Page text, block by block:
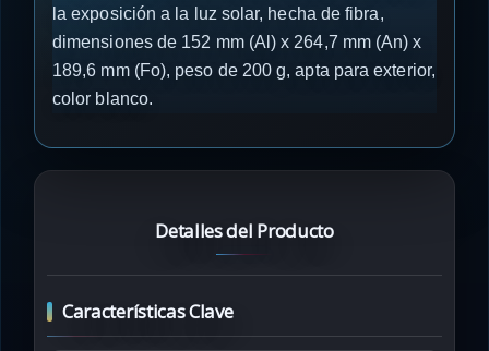
la exposición a la luz solar, hecha de fibra,
dimensiones de 152 mm (Al) x 264,7 mm (An) x
189,6 mm (Fo), peso de 200 g, apta para exterior,
color blanco.
Detalles del Producto
Características Clave